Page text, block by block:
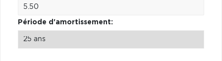
Période d'amortissement: